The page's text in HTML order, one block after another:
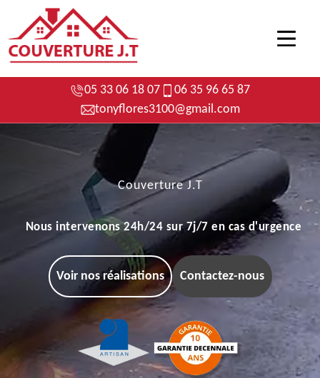
05 33 06 18 07
06 35 96 65 87
tonyflores3100@gmail.com
Couverture J.T
Nous intervenons 24h/24 sur 7j/7 en cas d'urgence
Voir nos réalisations Contactez-nous